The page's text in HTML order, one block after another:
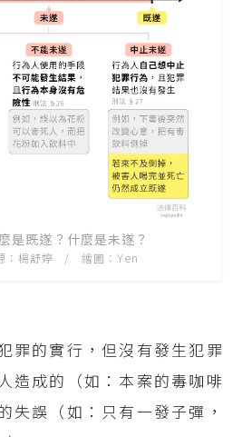
既遂？什麼是未遂？
：楊舒婷 / 繪圖：Yen
罪的實行，但沒有發生犯罪
造成的（如：本案的毒咖啡
失誤（如：只有一發子彈，